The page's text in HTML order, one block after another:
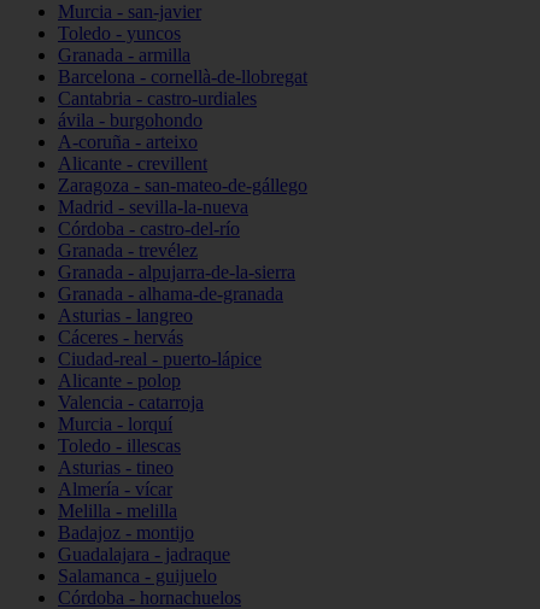
Murcia - san-javier
Toledo - yuncos
Granada - armilla
Barcelona - cornellà-de-llobregat
Cantabria - castro-urdiales
ávila - burgohondo
A-coruña - arteixo
Alicante - crevillent
Zaragoza - san-mateo-de-gállego
Madrid - sevilla-la-nueva
Córdoba - castro-del-río
Granada - trevélez
Granada - alpujarra-de-la-sierra
Granada - alhama-de-granada
Asturias - langreo
Cáceres - hervás
Ciudad-real - puerto-lápice
Alicante - polop
Valencia - catarroja
Murcia - lorquí
Toledo - illescas
Asturias - tineo
Almería - vícar
Melilla - melilla
Badajoz - montijo
Guadalajara - jadraque
Salamanca - guijuelo
Córdoba - hornachuelos